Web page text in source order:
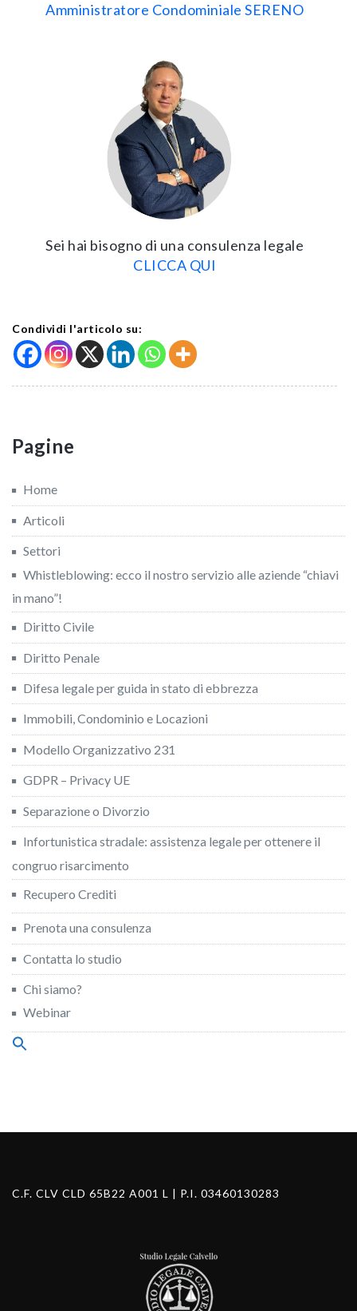
Amministratore Condominiale SERENO
Sei hai bisogno di una consulenza legale
CLICCA QUI
Condividi l'articolo su:
Pagine
Home
Articoli
Settori
Whistleblowing: ecco il nostro servizio alle aziende “chiavi
in mano”!
Diritto Civile
Diritto Penale
Difesa legale per guida in stato di ebbrezza
Immobili, Condominio e Locazioni
Modello Organizzativo 231
GDPR – Privacy UE
Separazione o Divorzio
Infortunistica stradale: assistenza legale per ottenere il
congruo risarcimento
Recupero Crediti
Prenota una consulenza
Contatta lo studio
Chi siamo?
Webinar
Search
C.F. CLV CLD 65B22 A001 L | P.I. 03460130283